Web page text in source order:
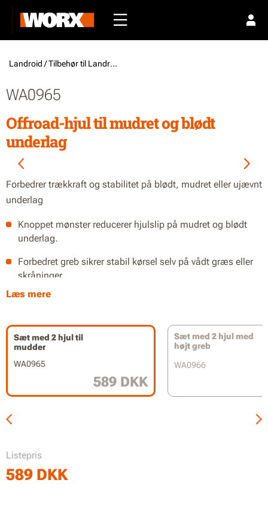
Landroid / Tilbehør til Landroid
WA0965
Offroad-hjul til mudret og blødt
underlag
Forbedrer trækkraft og stabilitet på blødt, mudret eller ujævnt
underlag
Knoppet mønster reducerer hjulslip på mudret og blødt
underlag.
Forbedret greb sikrer stabil kørsel selv på vådt græs eller
skråninger.
Ekstremt robust konstruktion for lang holdbarhed.
Hurtig og ukompliceret installation.
Kompatibel med WR303E / WR304E / WR305E / WR306E /
WR365E / WR365E.1 / WR308E
Læs mere
Sæt med 2 hjul til
mudder
WA0965
589 DKK
Sæt med 2 hjul med
højt greb
WA0966
Listepris
589 DKK